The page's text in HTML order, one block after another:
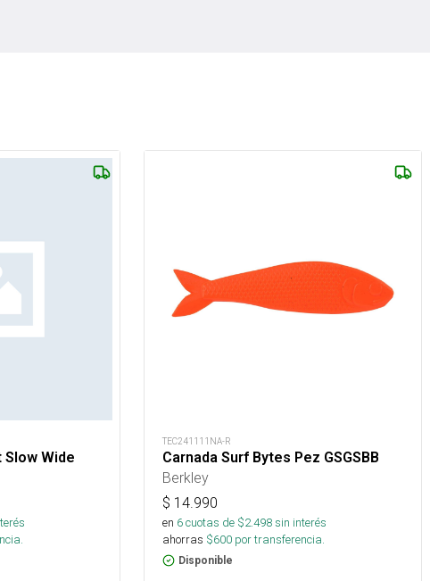
Slow Wide
TEC241111NA-R
Carnada Surf Bytes Pez GSGSBB
Berkley
$ 14.990
en 6cuotas de $2.498sin interés
ahorras $600 por transferencia.
Disponible